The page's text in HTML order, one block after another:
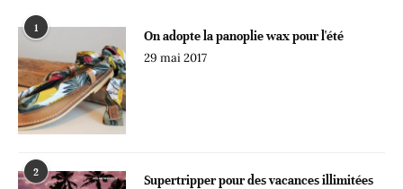
1
On adopte la panoplie wax pour l'été
29 mai 2017
2
Supertripper pour des vacances illimitées